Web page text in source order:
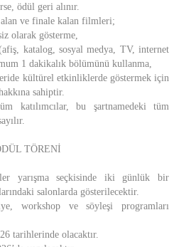
ödül geri alınır.
ve finale kalan filmleri;
olarak gösterme,
katalog, sosyal medya, TV, internet
1 dakikalık bölümünü kullanma,
kültürel etkinliklerde göstermek için
sahiptir.
katılımcılar, bu şartnamedeki tüm
TÖRENİ
yarışma seçkisinde iki günlük bir
salonlarda gösterilecektir.
workshop ve söyleşi programları
tarihlerinde olacaktır.